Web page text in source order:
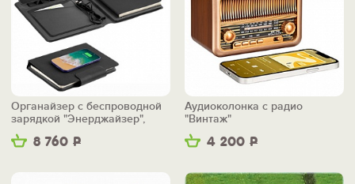
8 760 Р
Органайзер с беспроводной
зарядкой "Энерджайзер",
вер.2
4 200 Р
Аудиоколонка с радио
"Винтаж"